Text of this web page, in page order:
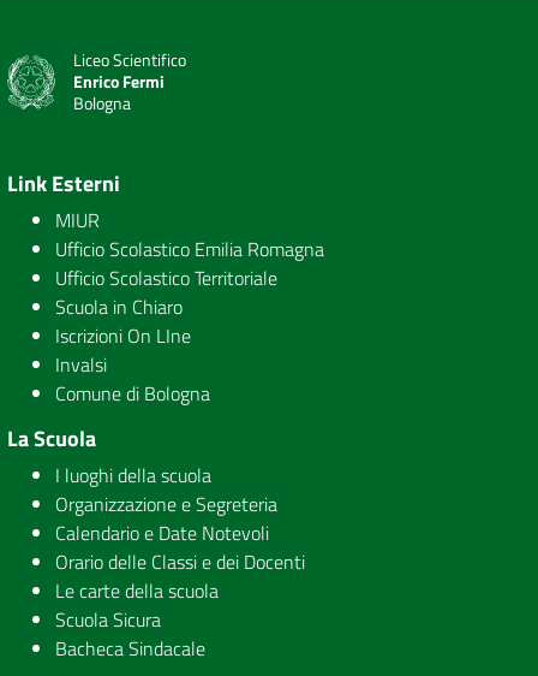
Liceo Scientifico
Enrico Fermi
Bologna
Link Esterni
MIUR
Ufficio Scolastico Emilia Romagna
Ufficio Scolastico Territoriale
Scuola in Chiaro
Iscrizioni On LIne
Invalsi
Comune di Bologna
La Scuola
I luoghi della scuola
Organizzazione e Segreteria
Calendario e Date Notevoli
Orario delle Classi e dei Docenti
Le carte della scuola
Scuola Sicura
Bacheca Sindacale